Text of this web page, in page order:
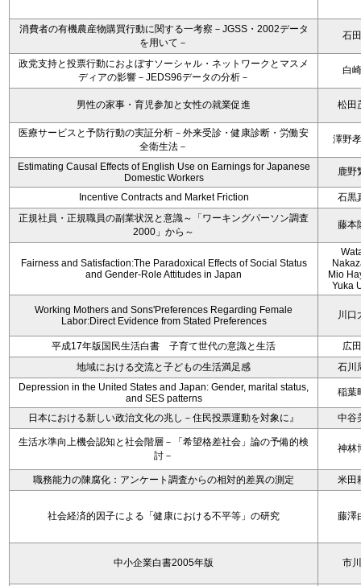
消費者の有機農産物購買行動に関する一考察－JGSS・2002データ
を用いて－
石
政党支持と投票行動におよぼすソーシャル・ネットワークとマスメ
ディアの影響－JEDS96データの分析－
白
男性の家事・育児参加と女性の就業促進 松田
医療サービスと予防行動の実証分析－外来受診・健康診断・労働安
全衛生法－
澤野
Estimating Causal Effects of English Use on Earnings for Japanese
Domestic Workers
鹿野
Incentive Contracts and Market Friction
石黒
正規社員・正規職員の副業状況と意識～「ワーキングパーソン調査
2000」から～
藤本
Fairness and Satisfaction:The Paradoxical Effects of Social Status
and Gender-Role Attitudes in Japan
Mio
Yuka
Working Mothers and Sons'Preferences Regarding Female
Labor:Direct Evidence from Stated Preferences
川口
平成17年版国民生活白書 子育て世代の意識と生活
広
地域における交流と子どもの生活満足感
石川
Depression in the United States and Japan: Gender, marital status,
and SES patterns
稲葉
日本における新しい政治文化の兆し－住民投票運動を対象に』 中谷
生活水準向上機会認知と社会階層－「希望格差社会」論の予備的検
討－
神林
職務能力の陳腐化：アンケート調査からの相対的差異の測定 米田
社会経済的因子による「健康における不平等」の研究 藤澤
中小企業白書2005年版 市